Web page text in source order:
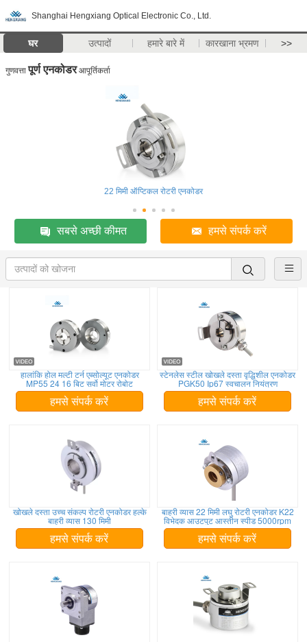
Shanghai Hengxiang Optical Electronic Co., Ltd.
घर उत्पादों हमारे बारे में कारखाना भ्रमण >>
गुणवत्ता पूर्ण एनकोडरआपूर्तिकर्ता
22 मिमी ऑप्टिकल रोटरी एनकोडर
सबसे अच्छी कीमत हमसे संपर्क करें
हालांकि होल मल्टी टर्न एब्सोल्यूट एनकोडर
MP55 24 16 बिट सर्वो मोटर रोबोट
हमसे संपर्क करें
स्टेनलेस स्टील खोखले दस्ता वृद्धिशील एनकोडर
PGK50 Ip67 स्वचालन नियंत्रण
हमसे संपर्क करें
खोखले दस्ता उच्च संकल्प रोटरी एनकोडर हल्के
बाहरी व्यास 130 मिमी
हमसे संपर्क करें
बाहरी व्यास 22 मिमी लघु रोटरी एनकोडर K22
विभेदक आउटपुट आस्तीन स्पीड 5000rpm
हमसे संपर्क करें